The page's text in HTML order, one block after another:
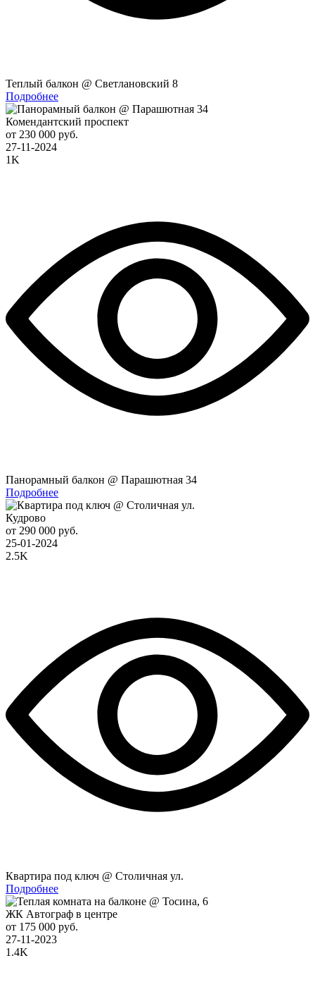
Теплый балкон @ Светлановский 8
Подробнее
Комендантский проспект
от 230 000 руб.
27-11-2024
1K
Панорамный балкон @ Парашютная 34
Подробнее
Кудрово
от 290 000 руб.
25-01-2024
2.5K
Квартира под ключ @ Столичная ул.
Подробнее
ЖК Автограф в центре
от 175 000 руб.
27-11-2023
1.4K